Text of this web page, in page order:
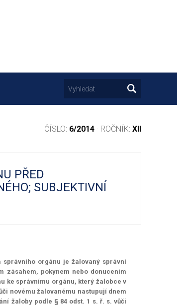
ČÍSLO: 6/2014 · ROČNÍK: XII
PŘED
SUBJEKTIVNÍ
správního orgánu je žalovaný správní
zásahem, pokynem nebo donucením
ke správnímu orgánu, který žalobce v
novému žalovanému nastupují dnem
žaloby podle § 84 odst. 1 s. ř. s. vůči